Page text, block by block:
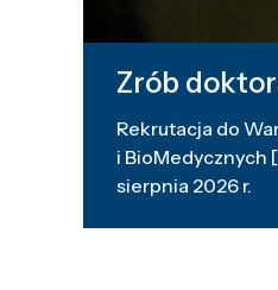
Zrób
Rekrutacja do
i BioMedycznych
sierpnia 2026 r.